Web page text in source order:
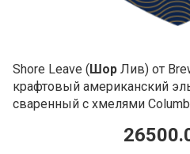
Shore Leave (Шор Лив) от
крафтовый американский
сваренный с хмелями